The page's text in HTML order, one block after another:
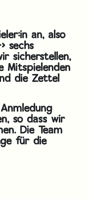
an, also
sechs
sicherstellen,
Mitspielenden
die Zettel
so dass wir
Die Team
für die